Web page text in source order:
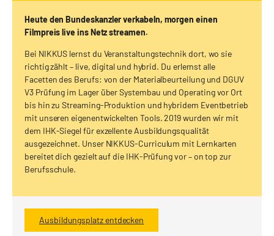
Heute den Bundeskanzler verkabeln, morgen einen
Filmpreis live ins Netz streamen.
Bei NIKKUS lernst du Veranstaltungstechnik dort, wo sie
richtig zählt – live, digital und hybrid. Du erlernst alle
Facetten des Berufs: von der Materialbeurteilung und DGUV
V3 Prüfung im Lager über Systembau und Operating vor Ort
bis hin zu Streaming-Produktion und hybridem Eventbetrieb
mit unseren eigenentwickelten Tools. 2019 wurden wir mit
dem IHK-Siegel für exzellente Ausbildungsqualität
ausgezeichnet. Unser NIKKUS-Curriculum mit Lernkarten
bereitet dich gezielt auf die IHK-Prüfung vor – on top zur
Berufsschule.
Ausbildungsplatz entdecken